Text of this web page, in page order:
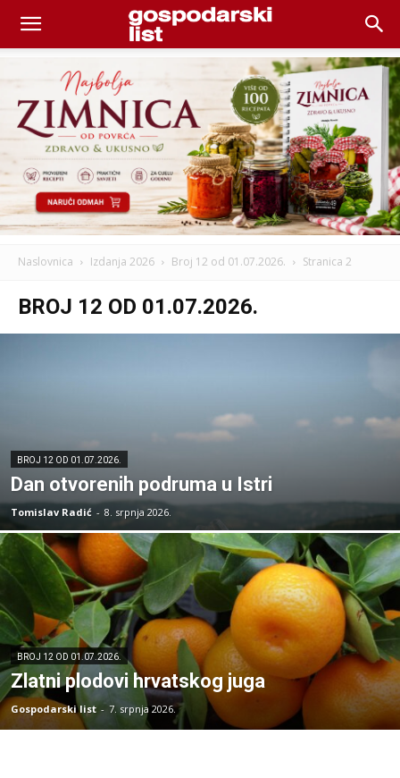
Naslovnica Izdanja 2026 Broj 12 od 01.07.2026. Stranica 2
BROJ 12 OD 01.07.2026.
BROJ 12 OD 01.07.2026.
Dan otvorenih podruma u Istri
Tomislav Radić - 8. srpnja 2026.
BROJ 12 OD 01.07.2026.
Zlatni plodovi hrvatskog juga
Gospodarski list - 7. srpnja 2026.